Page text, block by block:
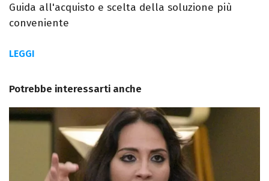
Guida all'acquisto e scelta della soluzione più
conveniente
LEGGI
Potrebbe interessarti anche